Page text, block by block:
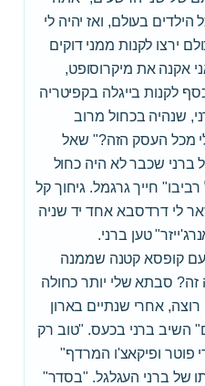
בעולם, ואז יהיה לי
ירצו לקנות ממני דוקים
אקנה את מיקרוסופט,
לקנות בייגלה בקפיטריה
שנהיה בכחול מרוב
מכל העסק הזה?" שאל
שכבר לא היה כחול
חייך גרגמל. גיחוך קל
לי דרדסבא אחד יד שניה
טען ברני.
עם קופסא קטנה שממנה
סבתא שלי יותר כחולה
אחרי שנתיים בארון
השיב ברני בכעס. "טוב רק
פוטר ופיקאצ'ו המרדף"
של ברני העגלגל. "בסדר"